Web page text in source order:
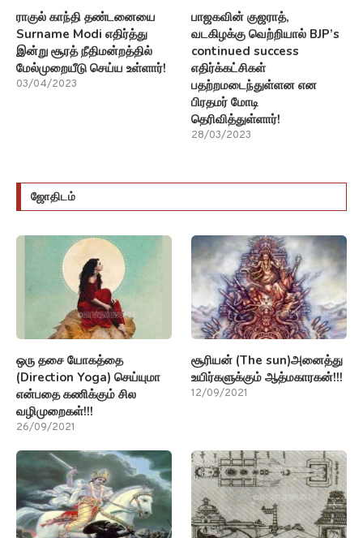
ராகுல் காந்தி தண்டனையை
Surname Modi எதிர்த்து
இன்று சூரத் நீதிமன்றத்தில்
மேல்முறையீடு செய்ய உள்ளார்!
03/04/2023
பாஜகவின் குஜராத்,
வடகிழக்கு வெற்றியால் BJP’s
continued success
எதிர்க்கட்சிகள்
பதற்றமடைந்துள்ளன என
பிரதமர் மோடி
தெரிவித்துள்ளார்!
28/03/2023
ஜோதிடம்
ஒரு தசை யோகத்தை
(Direction Yoga) செய்யுமா
என்பதை கணிக்கும் சில
வழிமுறைகள்!!!
26/09/2021
சூரியன் (The sun)அனைத்து
உயிர்களுக்கும் ஆத்மகாரகன்!!!
12/09/2021